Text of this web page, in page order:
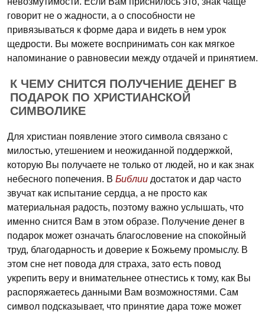
говорит не о жадности, а о способности не
привязываться к форме дара и видеть в нем урок
щедрости. Вы можете воспринимать сон как мягкое
напоминание о равновесии между отдачей и принятием.
К ЧЕМУ СНИТСЯ ПОЛУЧЕНИЕ ДЕНЕГ В
ПОДАРОК ПО ХРИСТИАНСКОЙ
СИМВОЛИКЕ
Для христиан появление этого символа связано с
милостью, утешением и неожиданной поддержкой,
которую Вы получаете не только от людей, но и как знак
небесного попечения. В Библии достаток и дар часто
звучат как испытание сердца, а не просто как
материальная радость, поэтому важно услышать, что
именно снится Вам в этом образе. Получение денег в
подарок может означать благословение на спокойный
труд, благодарность и доверие к Божьему промыслу. В
этом сне нет повода для страха, зато есть повод
укрепить веру и внимательнее отнестись к тому, как Вы
распоряжаетесь данными Вам возможностями. Сам
символ подсказывает, что принятие дара тоже может